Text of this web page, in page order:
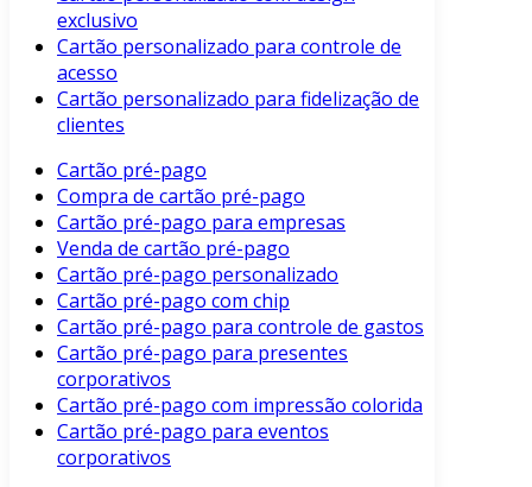
exclusivo
Cartão personalizado para controle de
acesso
Cartão personalizado para fidelização de
clientes
Cartão pré-pago
Compra de cartão pré-pago
Cartão pré-pago para empresas
Venda de cartão pré-pago
Cartão pré-pago personalizado
Cartão pré-pago com chip
Cartão pré-pago para controle de gastos
Cartão pré-pago para presentes
corporativos
Cartão pré-pago com impressão colorida
Cartão pré-pago para eventos
corporativos